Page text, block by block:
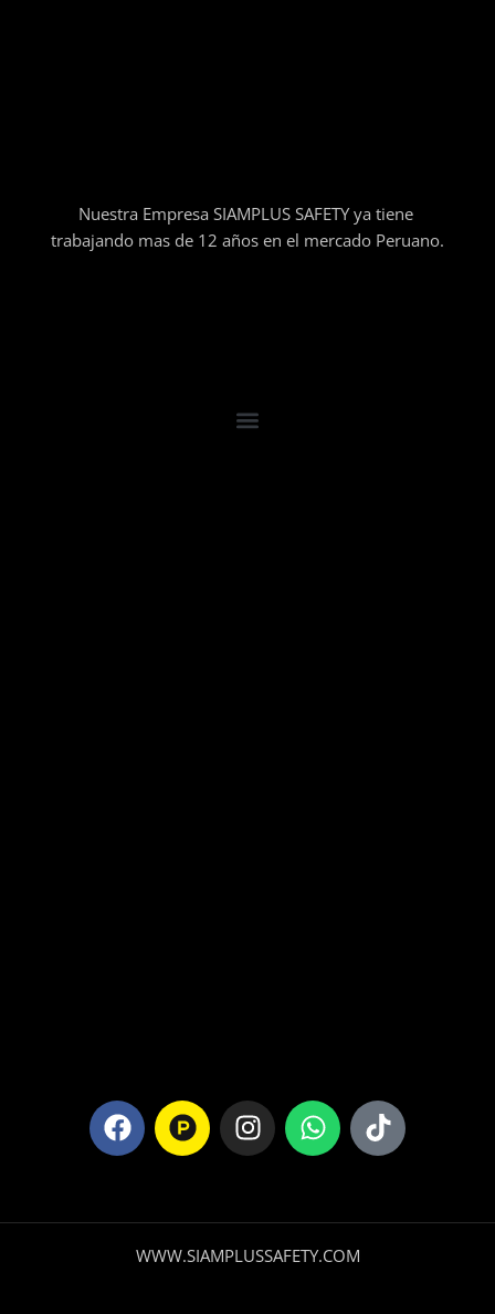
Nuestra Empresa SIAMPLUS SAFETY ya tiene
trabajando mas de 12 años en el mercado Peruano.
WWW.SIAMPLUSSAFETY.COM